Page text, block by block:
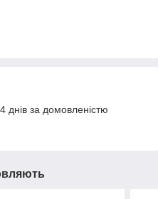
днів за домовленістю